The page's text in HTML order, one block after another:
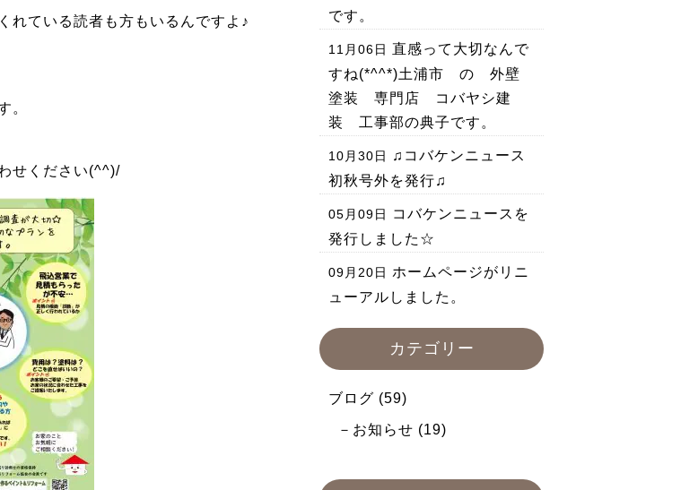
れている読者も方もいるんですよ♪
。
せください(^^)/
です。
11月06日 直感って大切なんで
すね(*^^*)土浦市 の 外壁
塗装 専門店 コバヤシ建
装 工事部の典子です。
10月30日
♫コバケンニュース
初秋号外を発行♫
05月09日
コバケンニュースを
発行しました☆
09月20日 ホームページがリニ
ューアルしました。
カテゴリー
ブログ (59)
お知らせ (19)